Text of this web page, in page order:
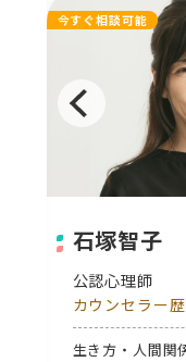
今すぐ相談可能
石塚智子
公認心理師
カウンセラー
生き方・人間関